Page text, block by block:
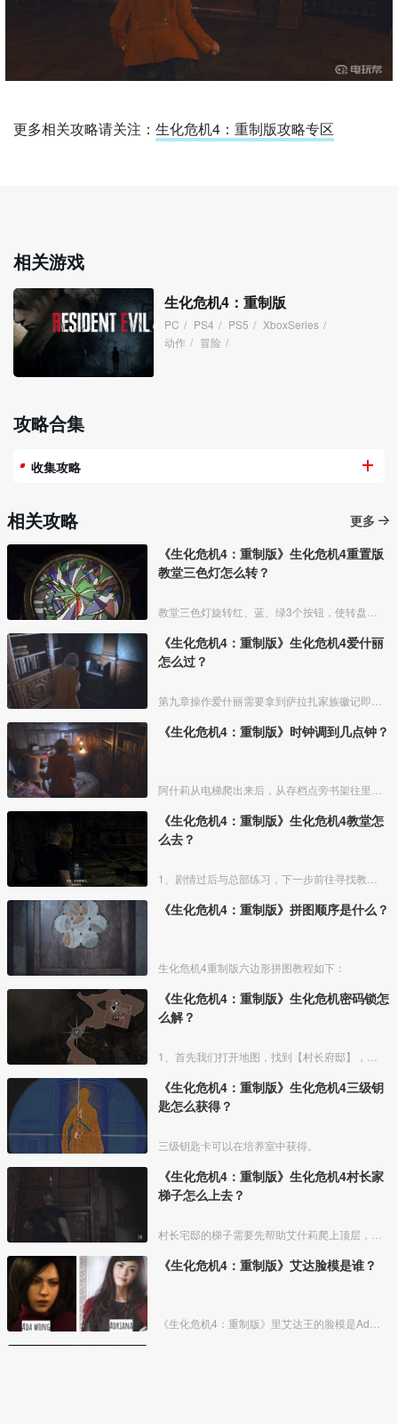
更多相关攻略请关注： 生化危机4：重制版攻略专区
相关游戏
生化危机4：重制版
PC / PS4 / PS5 / XboxSeries /
动作 / 冒险 /
攻略合集
收集攻略
相关攻略
更多
《生化危机4：重制版》生化危机4重置版
教堂三色灯怎么转？
《生化危机4：重制版》生化危机4爱什丽
怎么过？
《生化危机4：重制版》时钟调到几点钟？
《生化危机4：重制版》生化危机4教堂怎
么去？
《生化危机4：重制版》拼图顺序是什么？
生化危机4重制版六边形拼图教程如下：
《生化危机4：重制版》生化危机密码锁怎
么解？
《生化危机4：重制版》生化危机4三级钥
匙怎么获得？
三级钥匙卡可以在培养室中获得。
《生化危机4：重制版》生化危机4村长家
梯子怎么上去？
《生化危机4：重制版》艾达脸模是谁？